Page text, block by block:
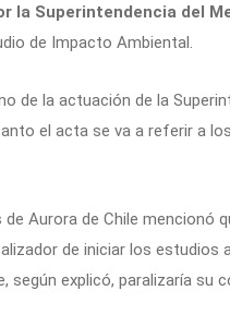
la Superintendencia del
de Impacto Ambiental.
de la actuación de la
el acta se va a referir a
Aurora de Chile mencionó
de iniciar los estudios
según explicó, paralizaría su